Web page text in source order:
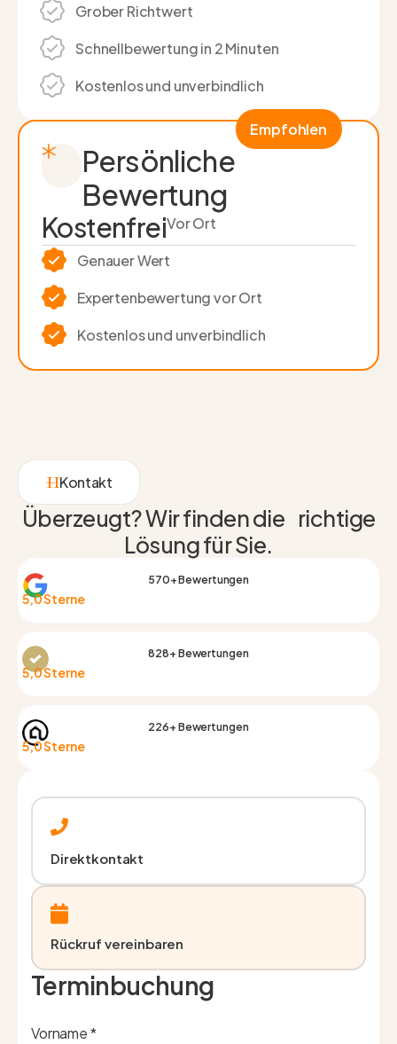
Grober Richtwert
Schnell­bewertung in 2 Minuten
Kostenlos und unverbindlich
Persönliche
Bewertung
KostenfreiVor Ort
Genauer Wert
Experten­bewertung vor Ort
Kostenlos und unverbindlich
Empfohlen
Kontakt
Überzeugt? Wir finden die richtige
Lösung für Sie.
570+ Bewertungen
5,0 Sterne
828+ Bewertungen
5,0 Sterne
226+ Bewertungen
5,0 Sterne
Direktkontakt
Rückruf vereinbaren
Terminbuchung
Vorname *